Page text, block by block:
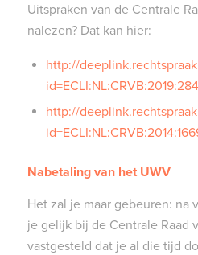
Uitspraken van de Centrale
nalezen? Dat kan hier:
http://
http://
Nabetaling van het UWV
Het zal je maar gebeuren: na
je gelijk bij de Centrale Raad
vastgesteld dat je al die tijd